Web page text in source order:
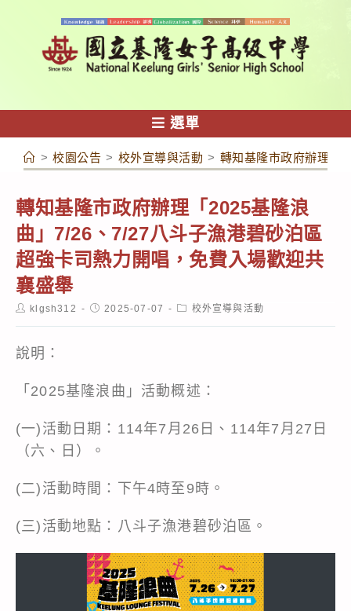
容
選單
> 校園公告 > 校外宣導與活動 > 轉知基隆市政府辦理「
轉知基隆市政府辦理「2025基隆浪
曲」7/26、7/27八斗子漁港碧砂泊區
超強卡司熱力開唱，免費入場歡迎共
襄盛舉
Postklgsh312
Post2025-07-07
Post校外宣導與活動
說明：
「2025基隆浪曲」活動概述：
(一)活動日期：114年7月26日、114年7月27日
（六、日）。
(二)活動時間：下午4時至9時。
(三)活動地點：八斗子漁港碧砂泊區。